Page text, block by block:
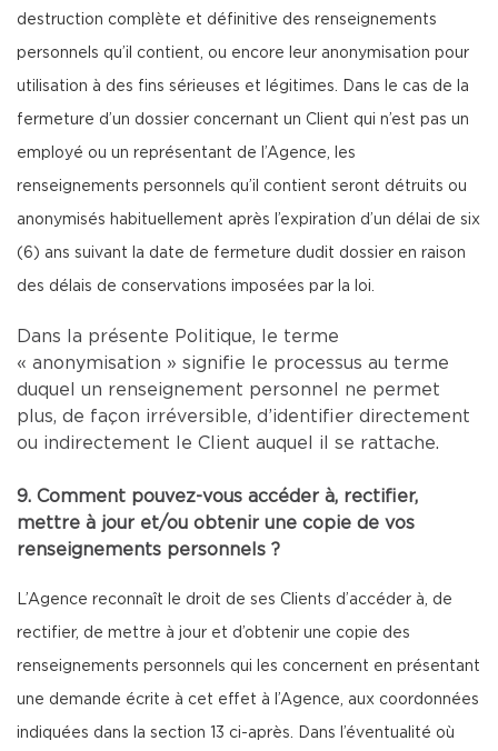
destruction complète et définitive des renseignements
personnels qu’il contient, ou encore leur anonymisation pour
utilisation à des fins sérieuses et légitimes. Dans le cas de la
fermeture d’un dossier concernant un Client qui n’est pas un
employé ou un représentant de l’Agence, les
renseignements personnels qu’il contient seront détruits ou
anonymisés habituellement après l’expiration d’un délai de six
(6) ans suivant la date de fermeture dudit dossier en raison
des délais de conservations imposées par la loi.
Dans la présente Politique, le terme
« anonymisation » signifie le processus au terme
duquel un renseignement personnel ne permet
plus, de façon irréversible, d’identifier directement
ou indirectement le Client auquel il se rattache.
9. Comment pouvez-vous accéder à, rectifier,
mettre à jour et/ou obtenir une copie de vos
renseignements personnels ?
L’Agence reconnaît le droit de ses Clients d’accéder à, de
rectifier, de mettre à jour et d’obtenir une copie des
renseignements personnels qui les concernent en présentant
une demande écrite à cet effet à l’Agence, aux coordonnées
indiquées dans la section 13 ci-après. Dans l’éventualité où